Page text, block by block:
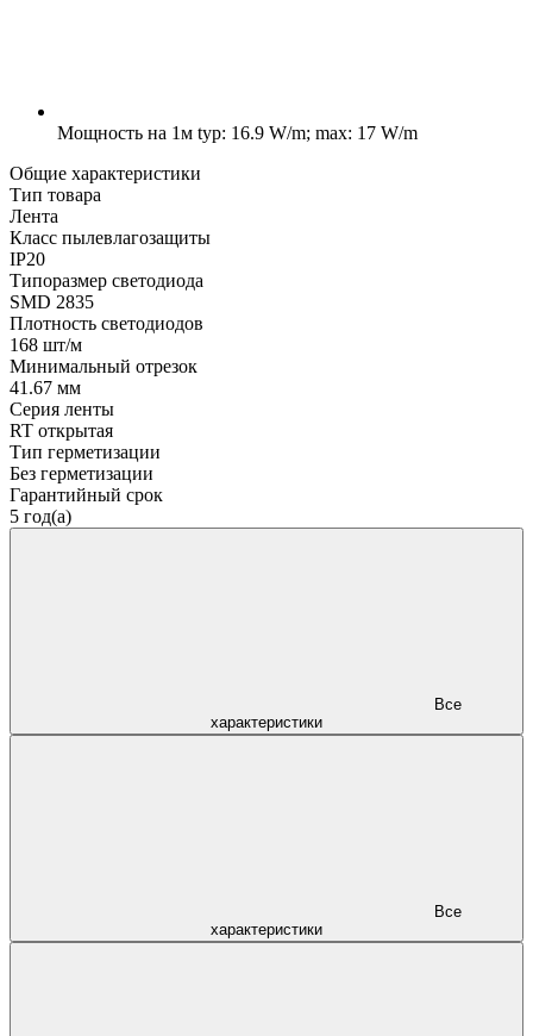
Мощность на 1м typ: 16.9 W/m; max: 17 W/m
Общие характеристики
Тип товара
Лента
Класс пылевлагозащиты
IP20
Типоразмер светодиода
SMD 2835
Плотность светодиодов
168 шт/м
Минимальный отрезок
41.67 мм
Серия ленты
RT открытая
Тип герметизации
Без герметизации
Гарантийный срок
5 год(а)
характеристики
характеристики